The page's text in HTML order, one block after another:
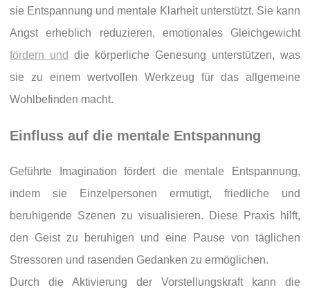
sie Entspannung und mentale Klarheit unterstützt. Sie kann
Angst erheblich reduzieren, emotionales Gleichgewicht
fördern und die körperliche Genesung unterstützen, was
sie zu einem wertvollen Werkzeug für das allgemeine
Wohlbefinden macht.
Einfluss auf die mentale Entspannung
Geführte Imagination fördert die mentale Entspannung,
indem sie Einzelpersonen ermutigt, friedliche und
beruhigende Szenen zu visualisieren. Diese Praxis hilft,
den Geist zu beruhigen und eine Pause von täglichen
Stressoren und rasenden Gedanken zu ermöglichen.
Durch die Aktivierung der Vorstellungskraft kann die